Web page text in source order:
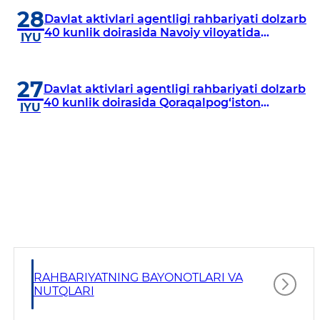
28
IYU
Davlat aktivlari agentligi rahbariyati dolzarb
40 kunlik doirasida Navoiy viloyatida
27
IYU
Davlat aktivlari agentligi rahbariyati dolzarb
40 kunlik doirasida Qoraqalpog‘iston
RAHBARIYATNING BAYONOTLARI VA
NUTQLARI